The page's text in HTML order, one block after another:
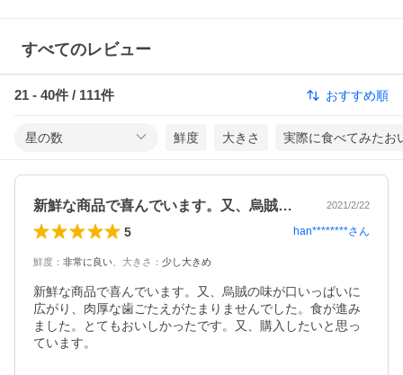
すべてのレビュー
21 - 40件 / 111件 おすすめ順
星の数 鮮度 大きさ 実際に食べてみたお
新鮮な商品で喜んでいます。又、烏賊の味… 2021/2/22
5 han********さん
鮮度 ： 非常に良い 大きさ ： 少し大きめ
新鮮な商品で喜んでいます。又、烏賊の味が口いっぱいに
広がり、肉厚な歯ごたえがたまりませんでした。食が進み
ました。とてもおいしかったです。又、購入したいと思っ
ています。